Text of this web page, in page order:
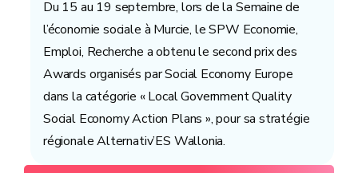
Du 15 au 19 septembre, lors de la Semaine de
l’économie sociale à Murcie, le SPW Economie,
Emploi, Recherche a obtenu le second prix des
Awards organisés par Social Economy Europe
dans la catégorie « Local Government Quality
Social Economy Action Plans », pour sa stratégie
régionale Alternativ’ES Wallonia.